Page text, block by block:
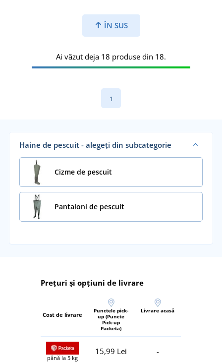
ÎN SUS
Ai văzut deja 18 produse din 18.
1
Haine de pescuit - alegeți din subcategorie
Cizme de pescuit
Pantaloni de pescuit
Prețuri și opțiuni de livrare
Cost de livrare
Punctele pick-
up (Puncte
Pick-up
Packeta)
Livrare acasă
până la 5 kg
15,99 Lei -